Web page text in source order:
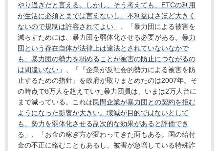
やり過ぎだと言える。しかし、そう考えても、ETCの利用
が生活に必須とまでは言えないし、不利益はさほど大きく
ないので規制は許容されてよい 」、「暴力団による被害を
減らすためには、暴力団を弱体化させる必要がある。暴力
団という存在自体が法律上は違法とされていないなかで
も、暴力団の勢力を弱めることが被害の防止につながるの
は間違いない 」、「『企業が反社会的勢力による被害を防
止するための指針』を政府が取りまとめたのは2007年。そ
の時点で8万人を超えていた暴力団員は、いまは2万人台に
まで減っている。これは民間企業が暴力団との契約を拒む
ようになった影響が大きい。壊滅が目的ではないとして
も、勢力を弱体化させる副次的な効果があると評価でき
る 」、「お金の稼ぎ方が変わってきた面もある。国の給付
金の不正に絡むこともあるし、被害が急増している特殊詐